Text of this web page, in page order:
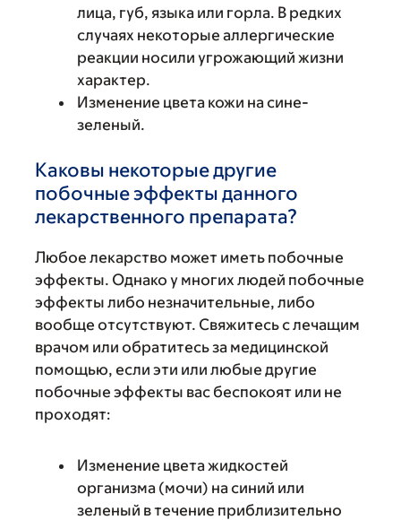
лица, губ, языка или горла. В редких
случаях некоторые аллергические
реакции носили угрожающий жизни
характер.
Изменение цвета кожи на сине-
зеленый.
Каковы некоторые другие
побочные эффекты данного
лекарственного препарата?
Любое лекарство может иметь побочные
эффекты. Однако у многих людей побочные
эффекты либо незначительные, либо
вообще отсутствуют. Свяжитесь с лечащим
врачом или обратитесь за медицинской
помощью, если эти или любые другие
побочные эффекты вас беспокоят или не
проходят:
Изменение цвета жидкостей
организма (мочи) на синий или
зеленый в течение приблизительно